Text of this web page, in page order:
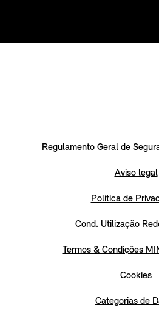
Regulamento Geral de
Aviso legal
Política de
Cond. Utilização
Termos & Condições
Cookies
Categorias de